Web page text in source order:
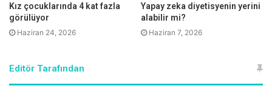
Kız çocuklarında 4 kat fazla
görülüyor
Haziran 24, 2026
Yapay zeka diyetisyenin yerini
alabilir mi?
Haziran 7, 2026
Editör Tarafından